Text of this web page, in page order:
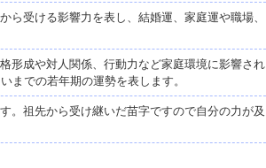
ら受ける影響力を表し、結婚運、家庭運や職場、
形成や対人関係、行動力など家庭環境に影響され
までの若年期の運勢を表します。
。祖先から受け継いだ苗字ですので自分の力が及